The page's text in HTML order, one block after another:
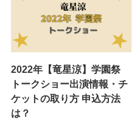
2022年【竜星涼】学園祭
トークショー出演情報・チ
ケットの取り方 申込方法
は？